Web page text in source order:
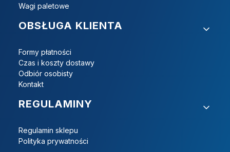
Wagi paletowe
OBSŁUGA KLIENTA
Formy płatności
Czas i koszty dostawy
Odbiór osobisty
Kontakt
REGULAMINY
Regulamin sklepu
Polityka prywatności